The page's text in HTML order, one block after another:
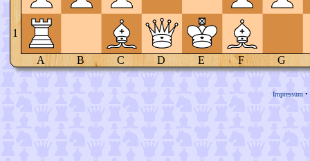
1
A B C D E F G
Impressum •